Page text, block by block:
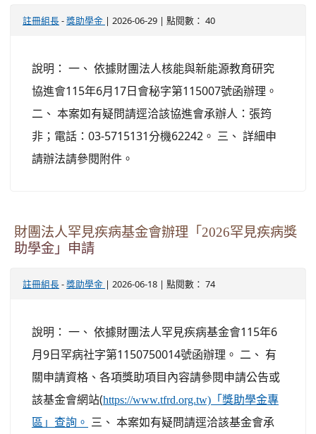
註冊組長 - 獎助學金 | 2026-06-29 | 點閱數： 40
說明： 一、 依據財團法人核能與新能源教育研究
協進會115年6月17日會秘字第115007號函辦理。
二、 本案如有疑問請逕洽該協進會承辦人：張筠
非；電話：03-5715131分機62242。 三、 詳細申
請辦法請參閱附件。
財團法人罕見疾病基金會辦理「2026罕見疾病獎
助學金」申請
註冊組長 - 獎助學金 | 2026-06-18 | 點閱數： 74
說明： 一、 依據財團法人罕見疾病基金會115年6
月9日罕病社字第1150750014號函辦理。 二、 有
關申請資格、各項獎助項目內容請參閱申請公告或
該基金會網站(https://www.tfrd.org.tw)「獎助學金專
區」查詢。
三、 本案如有疑問請逕洽該基金會承